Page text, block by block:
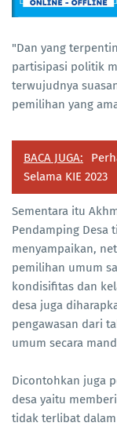
"Dan yang
partisipasi politik
terwujudnya
pemilihan yang
BACA JUGA:
Selama KIE 2023
Sementara itu
Pendamping Desa
menyampaikan,
pemilihan umum
kondisifitas dan
desa juga
pengawasan dari
umum secara
Dicontohkan juga
desa yaitu
tidak terlibat